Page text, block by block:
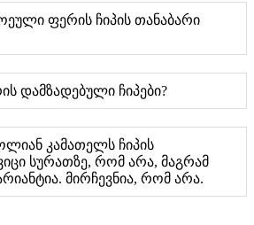
ფერის ჩიპის თანაბარი
დამზადებული ჩიპები?
კამათელს ჩიპის
სურათზე, რომ არა, მაგრამ
მირჩევნია, რომ არა.